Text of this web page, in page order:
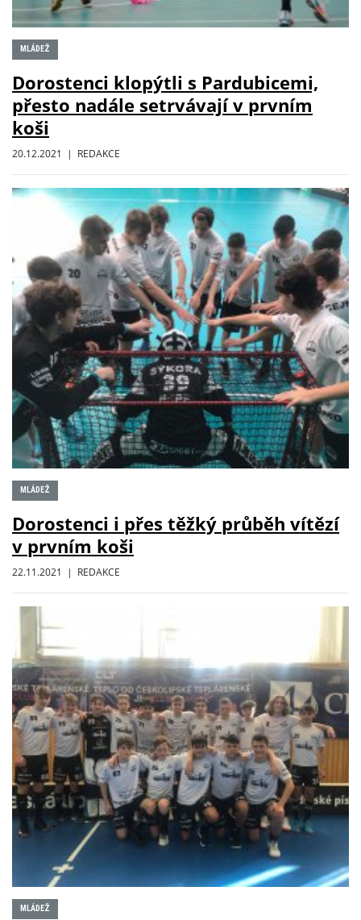
MLÁDEŽ
Dorostenci klopýtli s Pardubicemi,
přesto nadále setrvávají v prvním
koši
20.12.2021 | REDAKCE
MLÁDEŽ
Dorostenci i přes těžký průběh vítězí
v prvním koši
22.11.2021 | REDAKCE
MLÁDEŽ